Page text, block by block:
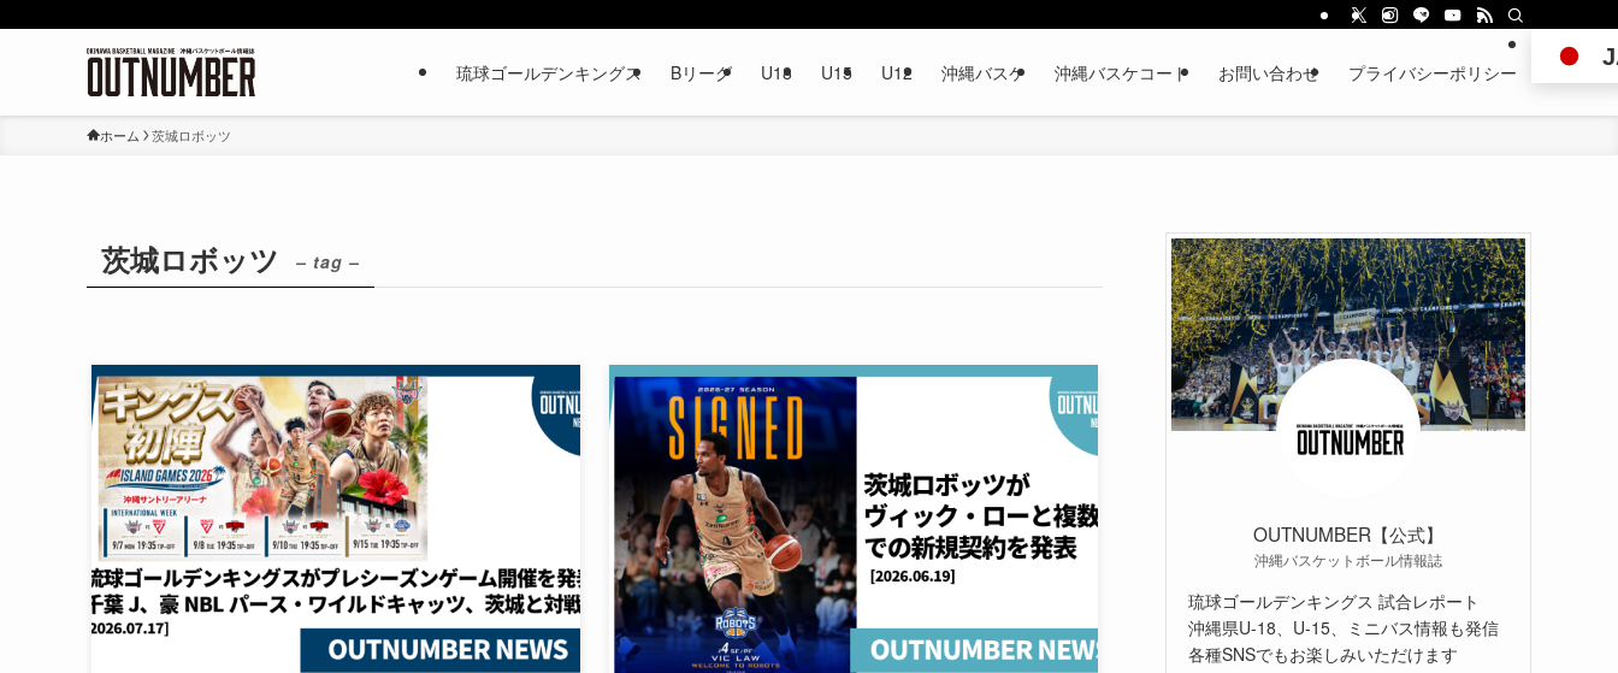
琉球ゴールデンキングス Bリーグ U18 U15 U12 沖縄バスケ 沖縄バスケコート お問い合わせ プライバシーポリシー
ホーム 茨城ロボッツ
茨城ロボッツ – tag –
OUTNUMBER【公式】
沖縄バスケットボール情報誌
琉球ゴールデンキングス 試合レポート
沖縄県U-18、U-15、ミニバス情報も発信
各種SNSでもお楽しみいただけます